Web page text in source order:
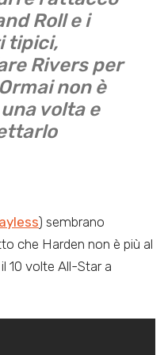
Roll e i
tipici,
Rivers per
non è
volta e
) sembrano
che Harden non è più al
10 volte All-Star a